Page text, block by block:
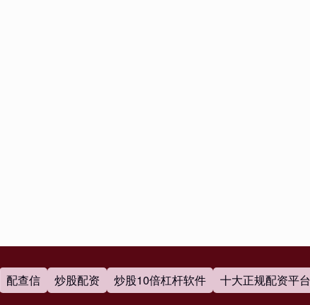
配查信 炒股配资 炒股10倍杠杆软件 十大正规配资平台